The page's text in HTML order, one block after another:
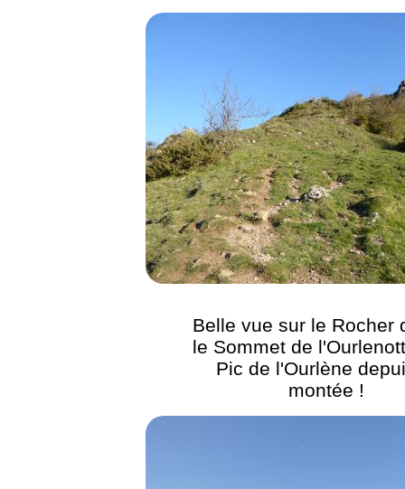
Belle vue sur le Rocher
le Sommet de
Pic de l'Ourlène
montée !